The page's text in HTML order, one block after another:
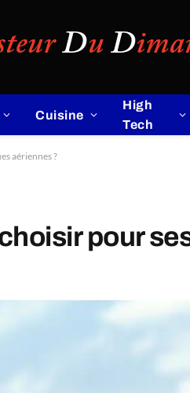
Cuisine
High
Tech
aériennes ?
pour